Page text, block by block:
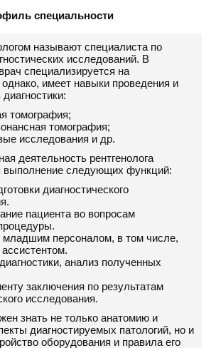
специальности
называют специалиста по
исследований. В
специализируется на
однако, имеет навыки проведения и
томография;
томография;
исследования и др.
деятельность рентгенолога
выполнение следующих функций:
диагностического
пациента во вопросам
младшим персоналом, в том числе,
анализ полученных
заключения по результатам
исследования.
знать не только анатомию и
диагностируемых патологий, но и
оборудования и правила его